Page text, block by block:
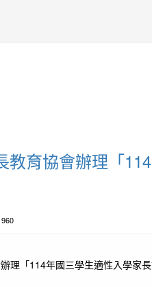
教育協會辦理「
理「114年國三學生適性入學家